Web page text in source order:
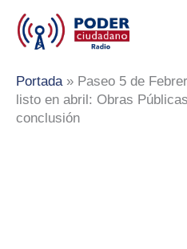
contenido
Portada» Paseo 5 de
listo en abril: Obras
conclusión